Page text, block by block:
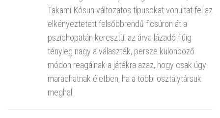
Takami Kósun változatos típusokat vonultat fel az
elkényeztetett felsőbbrendű ficsúron át a
pszichopatán keresztül az árva lázadó fiúig
tényleg nagy a választék, persze különböző
módon reagálnak a játékra azaz, hogy csak úgy
maradhatnak életben, ha a többi osztálytársuk
meghal.